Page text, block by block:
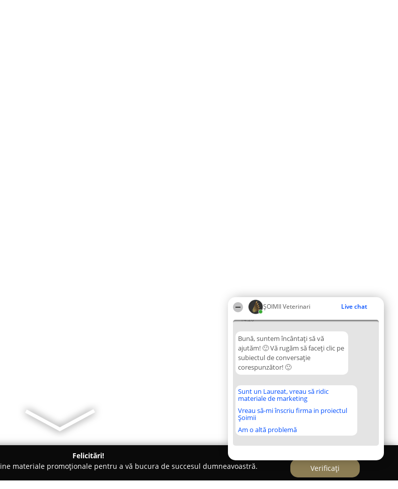
ȘOIMII Veterinari Live chat
14:20
Bună, suntem încântați să vă
ajutăm! 🙂 Vă rugăm să faceți clic pe
subiectul de conversație
corespunzător! 🙂
Sunt un Laureat, vreau să ridic
materiale de marketing
Vreau să-mi înscriu firma in proiectul
Șoimii
Am o altă problemă
Felicitări!
materiale promoționale pentru a vă bucura de succesul dumneavoastră.
Verificați